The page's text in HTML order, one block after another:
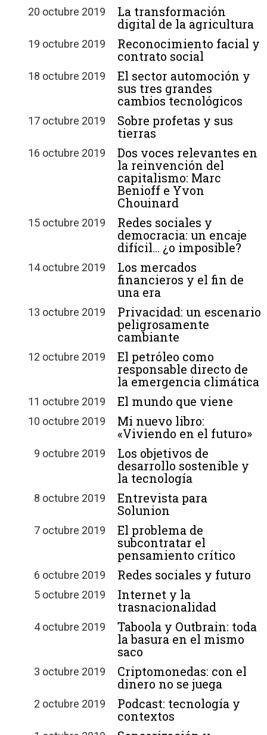
20 octubre 2019
La transformación
digital de la agricultura
19 octubre 2019
Reconocimiento facial y
contrato social
18 octubre 2019
El sector automoción y
sus tres grandes
cambios tecnológicos
17 octubre 2019
Sobre profetas y sus
tierras
16 octubre 2019
Dos voces relevantes en
la reinvención del
capitalismo: Marc
Benioff e Yvon
Chouinard
15 octubre 2019
Redes sociales y
democracia: un encaje
difícil… ¿o imposible?
14 octubre 2019
Los mercados
financieros y el fin de
una era
13 octubre 2019
Privacidad: un escenario
peligrosamente
cambiante
12 octubre 2019
El petróleo como
responsable directo de
la emergencia climática
11 octubre 2019 El mundo que viene
10 octubre 2019
Mi nuevo libro:
«Viviendo en el futuro»
9 octubre 2019
Los objetivos de
desarrollo sostenible y
la tecnología
8 octubre 2019
Entrevista para
Solunion
7 octubre 2019
El problema de
subcontratar el
pensamiento crítico
6 octubre 2019 Redes sociales y futuro
5 octubre 2019
Internet y la
trasnacionalidad
4 octubre 2019
Taboola y Outbrain: toda
la basura en el mismo
saco
3 octubre 2019
Criptomonedas: con el
dinero no se juega
2 octubre 2019
Podcast: tecnología y
contextos